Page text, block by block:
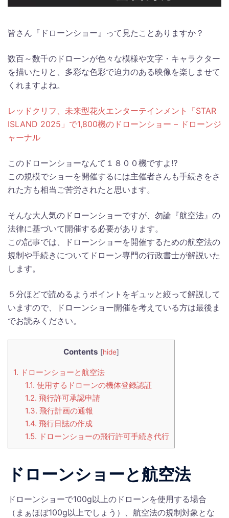
皆さん『ドローンショー』って見たことありますか？
数百～数千のドローンが色々な模様や文字・キャラクター
を描いたりと、多彩な色彩で迫力のある映像を楽しませて
くれますよね。
レッドクリフ、未来型花火エンターテインメント「STAR
ISLAND 2025」で1,800機のドローンショー – ドローンジ
ャーナル
このドローンショーなんて１８００機ですよ⁉
この規模でショーを開催するには主催者さんも手続きをさ
れた方も相当ご苦労されたと思います。
そんな大人気のドローンショーですが、勿論『航空法』の
法律に基づいて開催する必要があります。
この記事では、ドローンショーを開催するための航空法の
規制や手続きについてドローン専門の行政書士が解説いた
します。
５分ほどで読めるようポイントをギュッと絞って解説して
いますので、ドローンショー開催を考えている方は最後ま
でお読みください。
Contents [hide]
1. ドローンショーと航空法
1.1. 使用するドローンの機体登録認証
1.2. 飛行許可承認申請
1.3. 飛行計画の通報
1.4. 飛行日誌の作成
1.5. ドローンショーの飛行許可手続き代行
ドローンショーと航空法
ドローンショーで100g以上のドローンを使用する場合
（まぁほぼ100g以上でしょう）、航空法の規制対象とな